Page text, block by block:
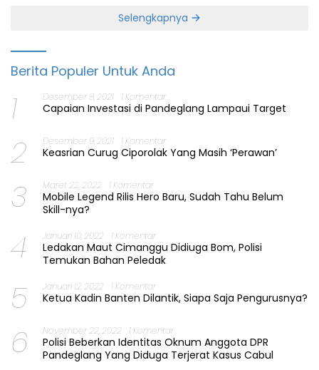
Selengkapnya
Berita Populer Untuk Anda
1 Desember 8, 2021 1 Komentar
Capaian Investasi di Pandeglang Lampaui Target
2 Desember 9, 2021 1 Komentar
Keasrian Curug Ciporolak Yang Masih ‘Perawan’
3 Maret 22, 2022 1 Komentar
Mobile Legend Rilis Hero Baru, Sudah Tahu Belum
Skill-nya?
4 Januari 10, 2022 1 Komentar
Ledakan Maut Cimanggu Didiuga Bom, Polisi
Temukan Bahan Peledak
5 Januari 12, 2022 1 Komentar
Ketua Kadin Banten Dilantik, Siapa Saja Pengurusnya?
6 November 22, 2022 1 Komentar
Polisi Beberkan Identitas Oknum Anggota DPR
Pandeglang Yang Diduga Terjerat Kasus Cabul